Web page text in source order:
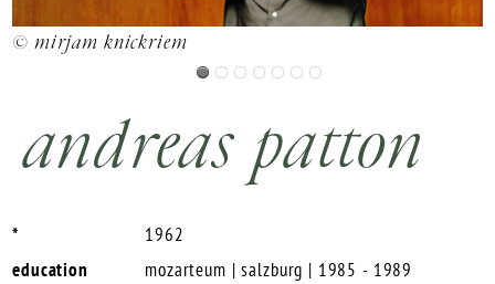
© mirjam knickriem
andreas patton
*
1962
education
mozarteum | salzburg | 1985 - 1989